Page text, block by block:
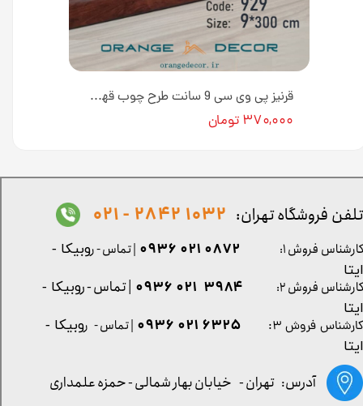
قرنیز پی وی سی 9 سانت طرح چوب قهوه ای به طول 3 متر کد 929 [انبار تهران]
۳۷۰,۰۰۰ تومان
کارشناس فروش ۳: ۶۳۲۵ ۰۲۱ ۰۹۳۶ | تماس - روبیکا -
ایتا
آدرس: تهران - خیابان بهار شمالی - حمزه علمداری
تلفن فروشگاه تهران: 1032 2842 - 021
کارشناس فروش ۱: 0872 021 0936 | تماس - روبیکا -
ایتا
کارشناس فروش ۲:
۳۹۸۴ ۰۲۱ ۰۹۳۶ | تماس - روبیکا -
ایتا